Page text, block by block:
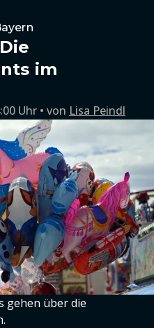
im
Uhr von Lisa Peindl
gehen über die